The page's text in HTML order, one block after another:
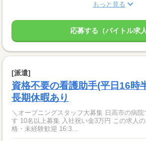
もっと見る
応募する（バイトル求人
[派遣]
資格不要の看護助手(平日16時
長期休暇あり
＼オープニングスタッフ大募集 日高市の病院
す 10名以上募集 入社祝い金3万円 この求人
格・未経験歓迎 16:3...